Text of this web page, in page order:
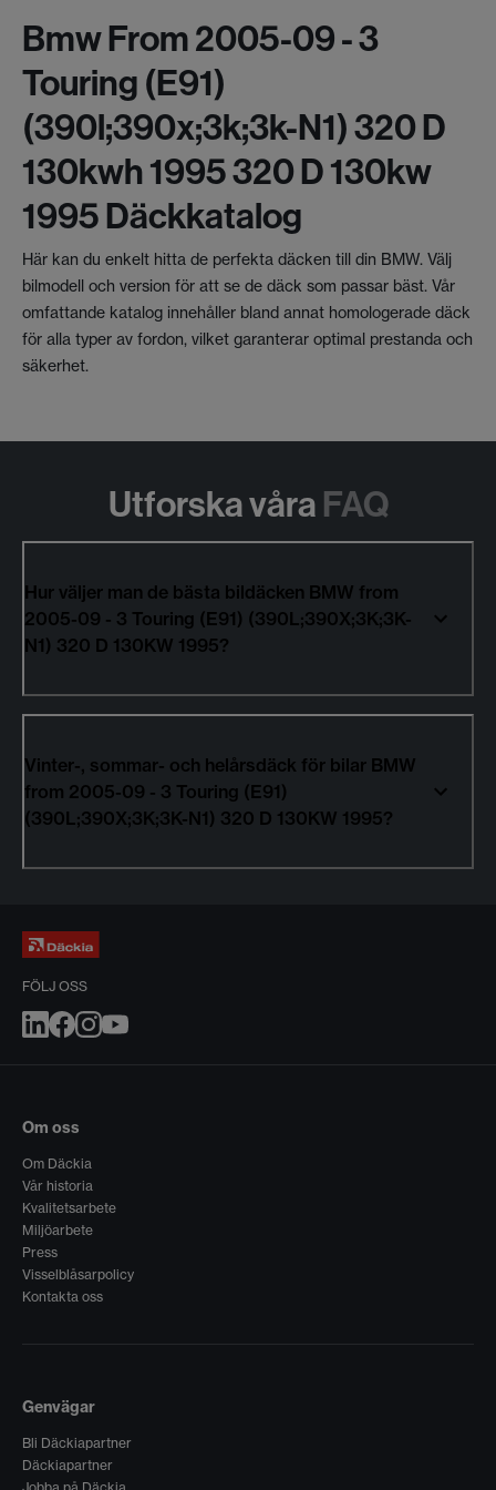
Bmw From 2005-09 - 3
Touring (e91)
(390l;390x;3k;3k-N1) 320 D
130kwh 1995 320 D 130kw
1995 Däckkatalog
Här kan du enkelt hitta de perfekta däcken till din BMW. Välj
bilmodell och version för att se de däck som passar bäst. Vår
omfattande katalog innehåller bland annat homologerade däck
för alla typer av fordon, vilket garanterar optimal prestanda och
säkerhet.
Utforska våra FAQ
Hur väljer man de bästa bildäcken BMW from
2005-09 - 3 Touring (E91) (390L;390X;3K;3K-
N1) 320 D 130KW 1995?
Vinter-, sommar- och helårsdäck för bilar BMW
from 2005-09 - 3 Touring (E91)
(390L;390X;3K;3K-N1) 320 D 130KW 1995?
FÖLJ OSS
Om oss
Om Däckia
Vår historia
Kvalitetsarbete
Miljöarbete
Press
Visselblåsarpolicy
Kontakta oss
Genvägar
Bli Däckiapartner
Däckiapartner